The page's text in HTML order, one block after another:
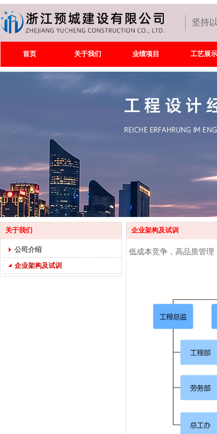
坚持
首页 关于我们 业绩项目 工艺展示
关于我们
公司介绍
企业架构及试训
企业架构及试训
低成本竞争，高品质管